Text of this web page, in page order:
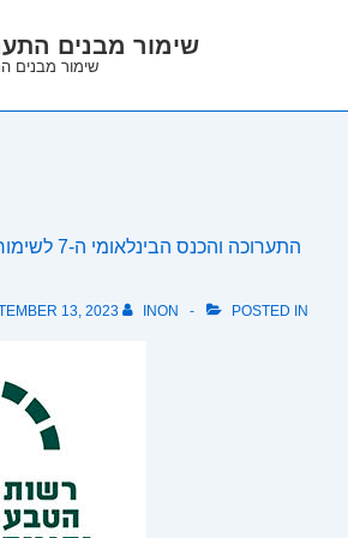
שימור מבנים
שימור מבנים
התערוכה והכנס הבינלאומי ה-7 לשימור מבנים
13, 2023 INON POSTED IN